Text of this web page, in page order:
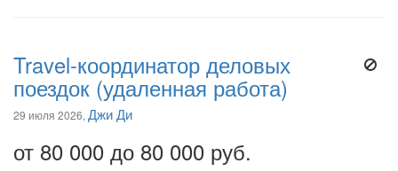
Travel-координатор деловых
поездок (удаленная работа)
29 июля 2026, Джи Ди
от 80 000 до 80 000 руб.